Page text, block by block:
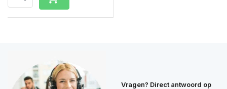
Vragen? Direct antwoord op